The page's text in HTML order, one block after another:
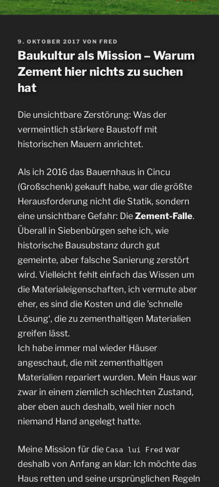
VERÖFFENTLICHT
AM
9. OKTOBER 2017 VON FRED
Baukultur als Mission – Warum
Zement hier nichts zu suchen
hat
Die unsichtbare Zerstörung: Was der
vermeintlich stärkere Baustoff mit
historischen Mauern anrichtet.
Als ich 2016 das Bauernhaus in Cincu
(Großschenk) gekauft habe, war die größte
Herausforderung nicht die Statik, sondern
eine unsichtbare Gefahr: DieZement-Falle.
Überall in Siebenbürgen sehe ich, wie
historische Bausubstanz durch gut
gemeinte, aber falsche Sanierung zerstört
wird. Vielleicht fehlt einfach das Wissen um
die Materialeigenschaften, ich vermute aber
eher, es sind die Kosten und die ’schnelle
Lösung‘, die zu zementhaltigen Materialien
greifen lässt.
Ich habe immer mal wieder Häuser
angeschaut, die mit zementhaltigen
Materialien repariert wurden. Mein Haus war
zwar in einem ziemlich schlechten Zustand,
aber eben auch deshalb, weil hier noch
niemand Hand angelegt hatte.
Meine Mission für die Casa lui Fred war
deshalb von Anfang an klar: Ich möchte das
Haus retten und seine ursprünglichen Regeln